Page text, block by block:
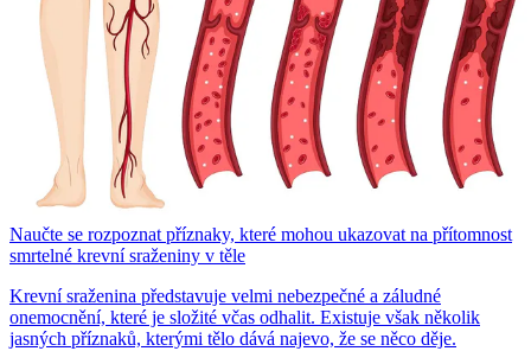
Naučte se rozpoznat příznaky, které mohou ukazovat na přítomnost
smrtelné krevní sraženiny v těle
Krevní sraženina představuje velmi nebezpečné a záludné
onemocnění, které je složité včas odhalit. Existuje však několik
jasných příznaků, kterými tělo dává najevo, že se něco děje.